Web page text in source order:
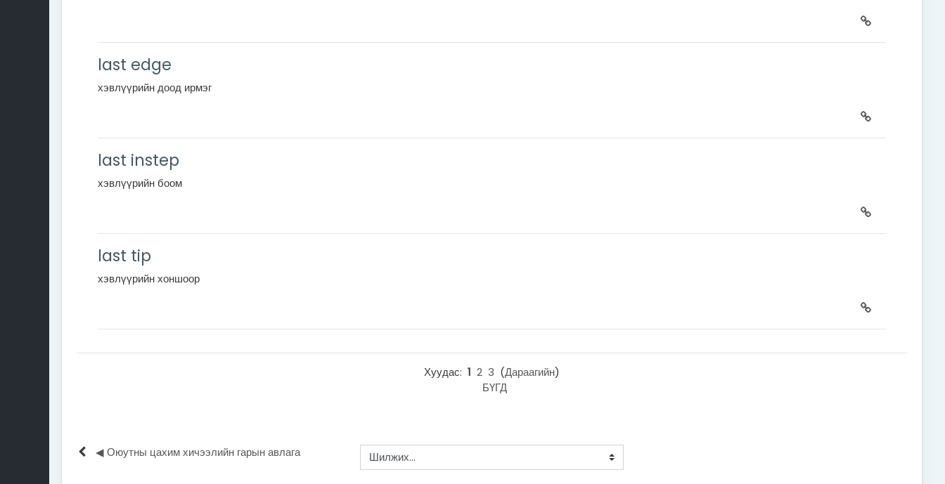
last edge
хэвлүүрийн доод ирмэг
last instep
хэвлүүрийн боом
last tip
хэвлүүрийн хоншоор
Хуудас: 1 2 3 (Дараагийн)
БҮГД
◀︎ Оюутны цахим хичээлийн гарын авлага Шилжих...